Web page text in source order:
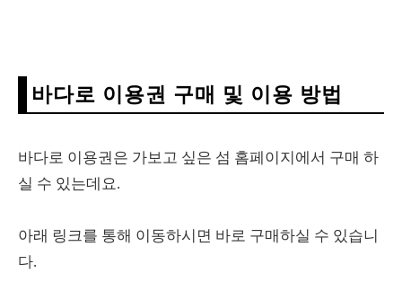
바다로 이용권 구매 및 이용 방법
바다로 이용권은 가보고 싶은 섬 홈페이지에서 구매 하
실 수 있는데요.
아래 링크를 통해 이동하시면 바로 구매하실 수 있습니
다.